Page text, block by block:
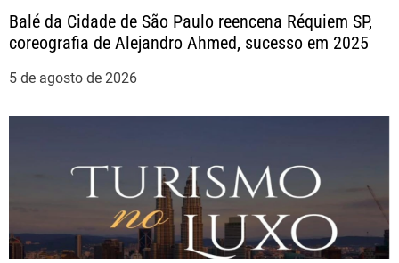
Balé da Cidade de São Paulo reencena Réquiem SP,
coreografia de Alejandro Ahmed, sucesso em 2025
5 de agosto de 2026